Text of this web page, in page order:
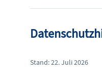
Stand: 22. Juli 2026